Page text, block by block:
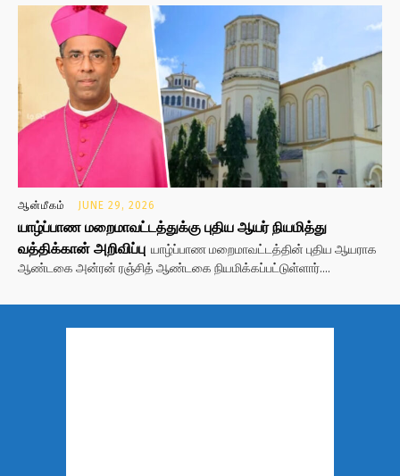
ஆன்மீகம் JUNE 29, 2026
யாழ்ப்பாண மறைமாவட்டத்துக்கு புதிய ஆயர் நியமித்து
வத்திக்கான் அறிவிப்பு யாழ்ப்பாண மறைமாவட்டத்தின் புதிய ஆயராக
ஆண்டகை அன்ரன் ரஞ்சித் ஆண்டகை நியமிக்கப்பட்டுள்ளார்....